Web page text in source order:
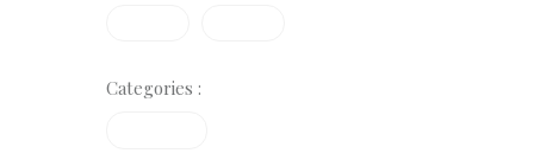
Categories :